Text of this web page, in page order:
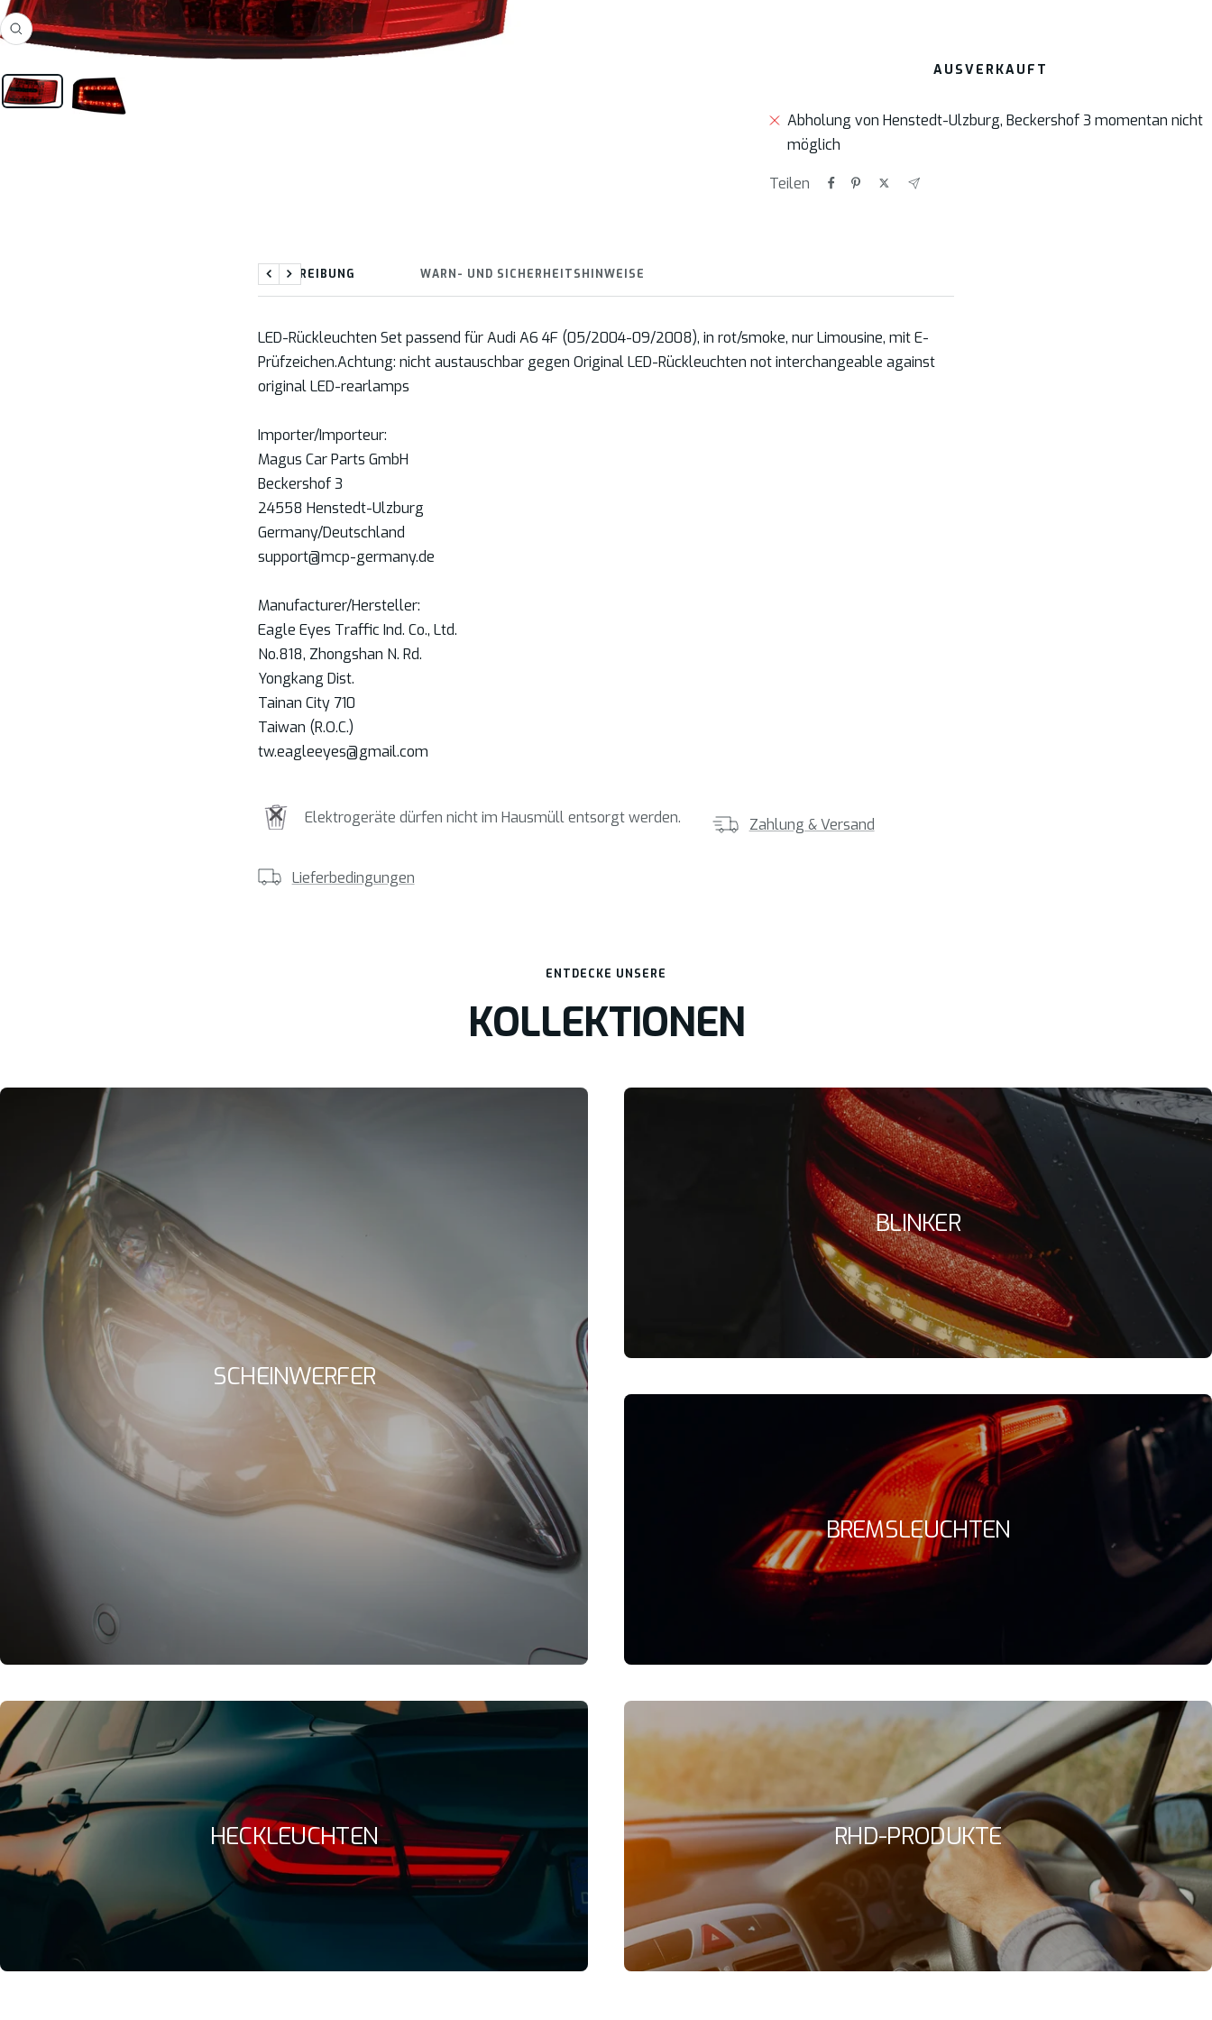
Zoom
AUSVERKAUFT
Abholung von Henstedt-Ulzburg, Beckershof 3 momentan nicht
möglich
Teilen
BESCHREIBUNG WARN- UND SICHERHEITSHINWEISE
ZurückWeiter
LED-Rückleuchten Set passend für Audi A6 4F (05/2004-09/2008), in rot/smoke, nur Limousine, mit E-
Prüfzeichen.Achtung: nicht austauschbar gegen Original LED-Rückleuchten not interchangeable against
original LED-rearlamps
Importer/Importeur:
Magus Car Parts GmbH
Beckershof 3
24558 Henstedt-Ulzburg
Germany/Deutschland
support@mcp-germany.de
Manufacturer/Hersteller:
Eagle Eyes Traffic Ind. Co., Ltd.
No.818, Zhongshan N. Rd.
Yongkang Dist.
Tainan City 710
Taiwan (R.O.C.)
tw.eagleeyes@gmail.com
Elektrogeräte dürfen nicht im Hausmüll entsorgt werden. Zahlung & Versand
Lieferbedingungen
ENTDECKE UNSERE
KOLLEKTIONEN
SCHEINWERFER
BLINKER
BREMSLEUCHTEN
HECKLEUCHTEN RHD-PRODUKTE